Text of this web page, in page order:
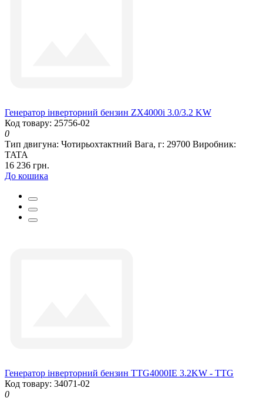
Генератор інверторний бензин ZX4000i 3.0/3.2 KW
Код товару: 25756-02
0
Тип двигуна: Чотирьохтактний Вага, г: 29700 Виробник:
TATA
16 236 грн.
До кошика
Генератор інверторний бензин TTG4000IE 3.2KW - TTG
Код товару: 34071-02
0